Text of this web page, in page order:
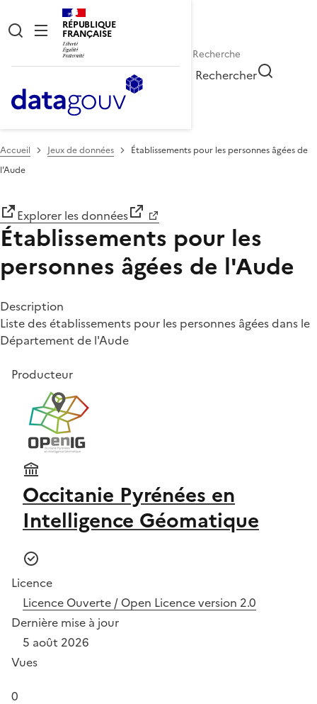
RÉPUBLIQUE
FRANÇAISE
Rechercher
Accueil Jeux de données
Établissements pour les personnes âgées de
l'Aude
Explorer les données
Établissements pour les
personnes âgées de l'Aude
Description
Liste des établissements pour les personnes âgées dans le
Département de l'Aude
Producteur
Occitanie Pyrénées en
Intelligence Géomatique
Licence
Licence Ouverte / Open Licence version 2.0
Dernière mise à jour
5 août 2026
Vues
0